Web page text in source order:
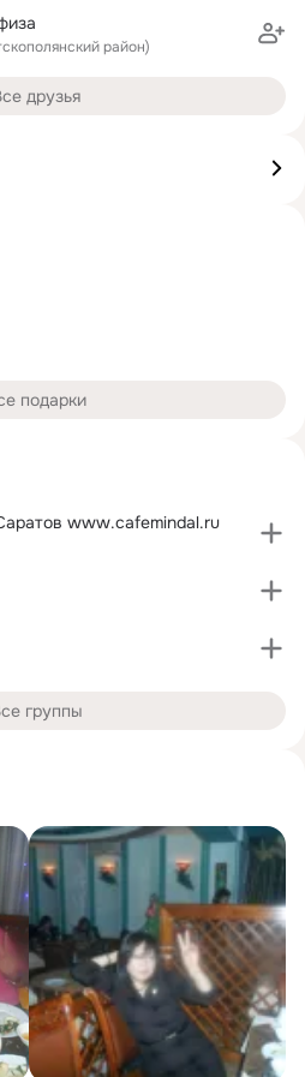
район)
друзья
подарки
www.cafemindal.ru
группы